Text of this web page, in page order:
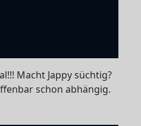
Macht Jappy süchtig?
schon abhängig.